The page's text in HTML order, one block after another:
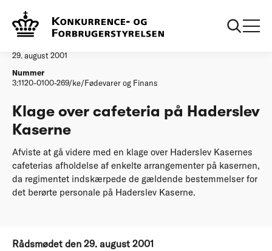
Afgørelser
29. august 2001
Nummer
3:1120-0100-269/ke/Fødevarer og Finans
Klage over cafeteria på Haderslev
Kaserne
Afviste at gå videre med en klage over Haderslev Kasernes
cafeterias afholdelse af enkelte arrangementer på kasernen,
da regimentet indskærpede de gældende bestemmelser for
det berørte personale på Haderslev Kaserne.
Rådsmødet den 29. august 2001